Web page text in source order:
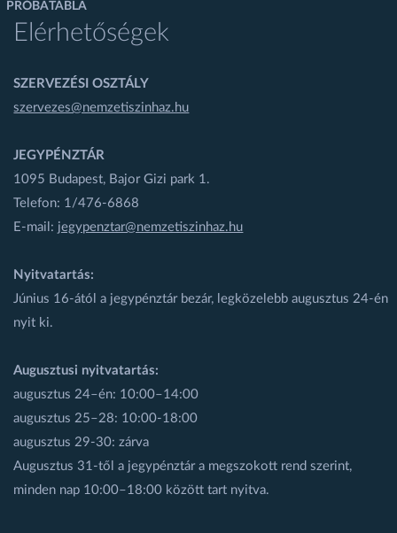
PRÓBATÁBLA
Elérhetőségek
SZERVEZÉSI OSZTÁLY
szervezes@nemzetiszinhaz.hu
JEGYPÉNZTÁR
1095 Budapest, Bajor Gizi park 1.
Telefon: 1/476-6868
E-mail: jegypenztar@nemzetiszinhaz.hu
Nyitvatartás:
Június 16-ától a jegypénztár bezár, legközelebb augusztus 24-én
nyit ki.
Augusztusi nyitvatartás:
augusztus 24–én: 10:00–14:00
augusztus 25–28: 10:00-18:00
augusztus 29-30: zárva
Augusztus 31-től a jegypénztár a megszokott rend szerint,
minden nap 10:00–18:00 között tart nyitva.